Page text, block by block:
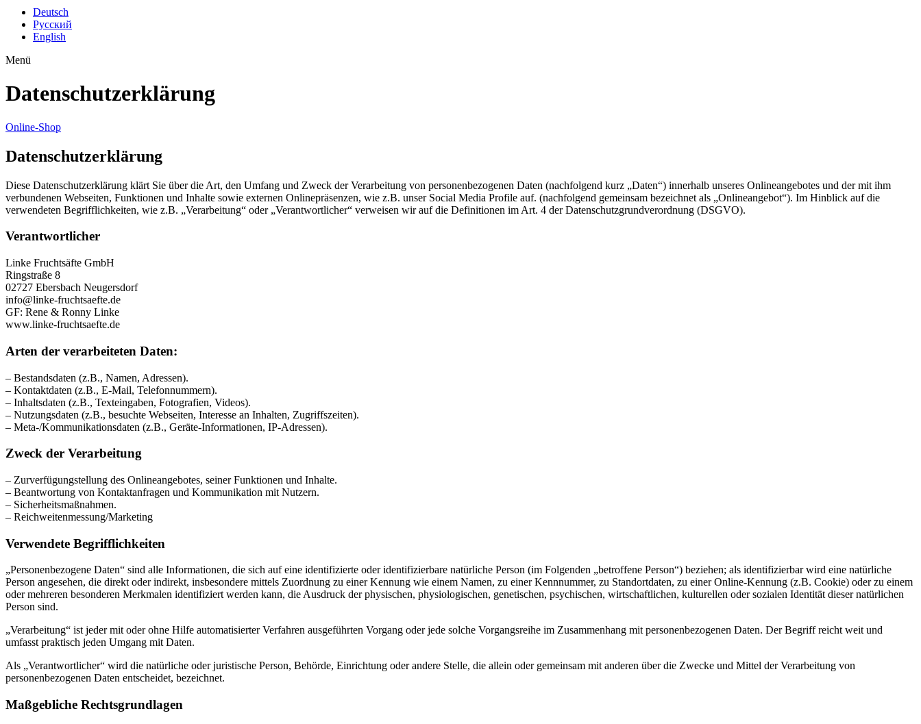
Deutsch
Русский
English
Menü
Datenschutzerklärung
Online-Shop
Datenschutzerklärung
Diese Datenschutzerklärung klärt Sie über die Art, den Umfang und Zweck der Verarbeitung von personenbezogenen Daten (nachfolgend kurz „Daten“) innerhalb unseres Onlineangebotes und der mit ihm
verbundenen Webseiten, Funktionen und Inhalte sowie externen Onlinepräsenzen, wie z.B. unser Social Media Profile auf. (nachfolgend gemeinsam bezeichnet als „Onlineangebot“). Im Hinblick auf die
verwendeten Begrifflichkeiten, wie z.B. „Verarbeitung“ oder „Verantwortlicher“ verweisen wir auf die Definitionen im Art. 4 der Datenschutzgrundverordnung (DSGVO).
Verantwortlicher
Linke Fruchtsäfte GmbH
Ringstraße 8
02727 Ebersbach Neugersdorf
info@linke-fruchtsaefte.de
GF: Rene & Ronny Linke
www.linke-fruchtsaefte.de
Arten der verarbeiteten Daten:
– Bestandsdaten (z.B., Namen, Adressen).
– Kontaktdaten (z.B., E-Mail, Telefonnummern).
– Inhaltsdaten (z.B., Texteingaben, Fotografien, Videos).
– Nutzungsdaten (z.B., besuchte Webseiten, Interesse an Inhalten, Zugriffszeiten).
– Meta-/Kommunikationsdaten (z.B., Geräte-Informationen, IP-Adressen).
Zweck der Verarbeitung
– Zurverfügungstellung des Onlineangebotes, seiner Funktionen und Inhalte.
– Beantwortung von Kontaktanfragen und Kommunikation mit Nutzern.
– Sicherheitsmaßnahmen.
– Reichweitenmessung/Marketing
Verwendete Begrifflichkeiten
„Personenbezogene Daten“ sind alle Informationen, die sich auf eine identifizierte oder identifizierbare natürliche Person (im Folgenden „betroffene Person“) beziehen; als identifizierbar wird eine natürliche
Person angesehen, die direkt oder indirekt, insbesondere mittels Zuordnung zu einer Kennung wie einem Namen, zu einer Kennnummer, zu Standortdaten, zu einer Online-Kennung (z.B. Cookie) oder zu einem
oder mehreren besonderen Merkmalen identifiziert werden kann, die Ausdruck der physischen, physiologischen, genetischen, psychischen, wirtschaftlichen, kulturellen oder sozialen Identität dieser natürlichen
Person sind.
„Verarbeitung“ ist jeder mit oder ohne Hilfe automatisierter Verfahren ausgeführten Vorgang oder jede solche Vorgangsreihe im Zusammenhang mit personenbezogenen Daten. Der Begriff reicht weit und
umfasst praktisch jeden Umgang mit Daten.
Als „Verantwortlicher“ wird die natürliche oder juristische Person, Behörde, Einrichtung oder andere Stelle, die allein oder gemeinsam mit anderen über die Zwecke und Mittel der Verarbeitung von
personenbezogenen Daten entscheidet, bezeichnet.
Maßgebliche Rechtsgrundlagen